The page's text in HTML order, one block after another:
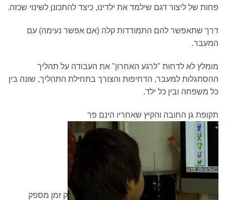
פחות של ליצור דגם שילמד את ילדינו, כיצד להתכונן לשינוי שכזה.
דרך שתאפשר להם התמודדות קלה (אם אפשר נעימה) עם
המעבר.
מומלץ לא לדחות "לרגע האחרון" את העבודה על תהליך
ההסתגלות למעבר, הדחיפות והצורך בתחילת התהליך, שונה בין
כל משפחה ובין כל ילד.
תקופת גן החובה והקיץ שאחריו הינם פר
ק זמן מספק